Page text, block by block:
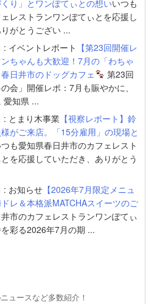
り」とワンぽてぃとの想いいつも
レストランワンぽてぃとを応援し
がとうござい ...
: イベントレポート 【第23回開催レ
ちゃんも大歓迎！7月の「わちゃ
日井市のドッグカフェ
第23回
会」開催レポ：7月も賑やかに、
愛知県 ...
: とまり木事業 【視察レポート】鈴
がご来店。「15分雇用」の現場と
も愛知県春日井市のカフェレスト
を応援していただき、ありがとう
: お知らせ 【2026年7月限定メニュ
レ＆本格派MATCHAスイーツのご
市のカフェレストランワンぽてぃ
彩る2026年7月の期 ...
ュースなど多数紹介！